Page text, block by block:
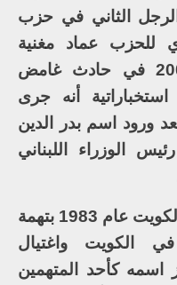
الرجل الثاني في حزب
للحزب عماد مغنية
وصهره الذي اغتيل عام 2008 في حادث غامض
أنه جرى
ورود اسم بدر الدين
الوزراء اللبناني
وكان بدر الدين قد اعتقل في الكويت عام 1983 بتهمة
في الكويت واغتيال
اسمه كأحد المتهمين